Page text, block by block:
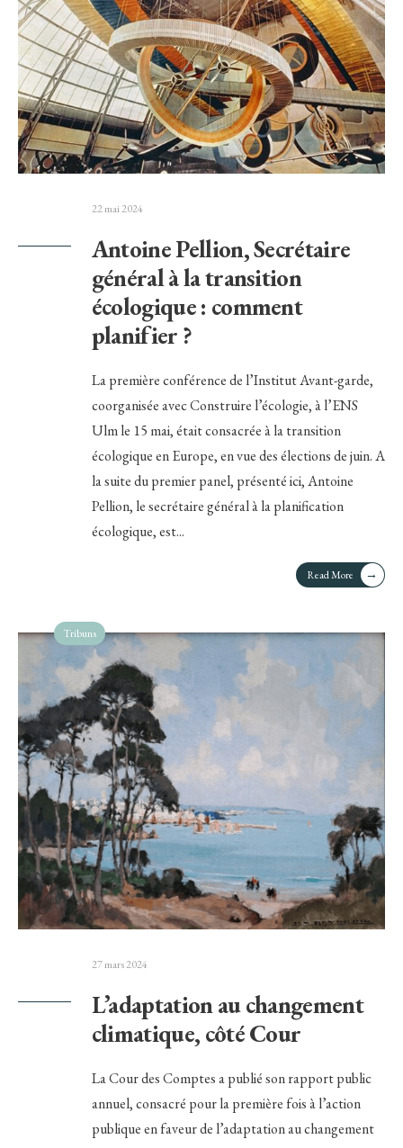
22 mai 2024
Antoine Pellion, Secrétaire
général à la transition
écologique : comment
planifier ?
La première conférence de l’Institut Avant-garde,
coorganisée avec Construire l’écologie, à l’ENS
Ulm le 15 mai, était consacrée à la transition
écologique en Europe, en vue des élections de juin. A
la suite du premier panel, présenté ici, Antoine
Pellion, le secrétaire général à la planification
écologique, est...
Read More →
Tribuns
27 mars 2024
L’adaptation au changement
climatique, côté Cour
La Cour des Comptes a publié son rapport public
annuel, consacré pour la première fois à l’action
publique en faveur de l’adaptation au changement